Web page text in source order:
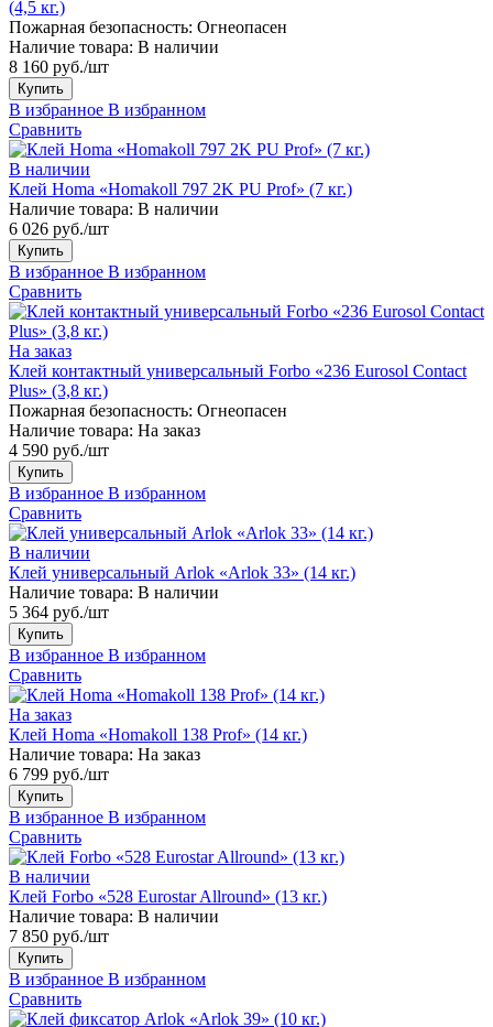
(4,5 кг.)
Пожарная безопасность: Огнеопасен
Наличие товара: В наличии
8 160 руб./шт
Купить
В избранное В избранном
Сравнить
В наличии
Клей Homa «Homakoll 797 2K PU Prof» (7 кг.)
Наличие товара: В наличии
6 026 руб./шт
Купить
В избранное В избранном
Сравнить
На заказ
Клей контактный универсальный Forbo «236 Eurosol Contact
Plus» (3,8 кг.)
Пожарная безопасность: Огнеопасен
Наличие товара: На заказ
4 590 руб./шт
Купить
В избранное В избранном
Сравнить
В наличии
Клей универсальный Arlok «Arlok 33» (14 кг.)
Наличие товара: В наличии
5 364 руб./шт
Купить
В избранное В избранном
Сравнить
На заказ
Клей Homa «Homakoll 138 Prof» (14 кг.)
Наличие товара: На заказ
6 799 руб./шт
Купить
В избранное В избранном
Сравнить
В наличии
Клей Forbo «528 Eurostar Allround» (13 кг.)
Наличие товара: В наличии
7 850 руб./шт
Купить
В избранное В избранном
Сравнить